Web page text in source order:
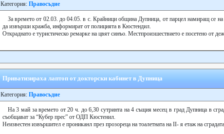
Категория: Правосъдие
За времето от 02.03. до 04.05. в с. Крайници община Дупница, от парцел намиращ се
да извърши кражба, информират от полицията в Кюстендил.
Откраднато е туристическо ремарке на цвят синъо. Местпроизшествието е посетено от
Приватизираха лаптоп от докторски кабинет в Дупница
Категория: Правосъдие
На 3 май за времето от 20 ч. до 6,30 сутринта на 4 същия месец в град Дупница в
съобщават за “Кубер прес” от ОДП Кюстенил.
Неизвестен извършител е прониканл през прозореца на тоалетната на ІІ- я етаж на